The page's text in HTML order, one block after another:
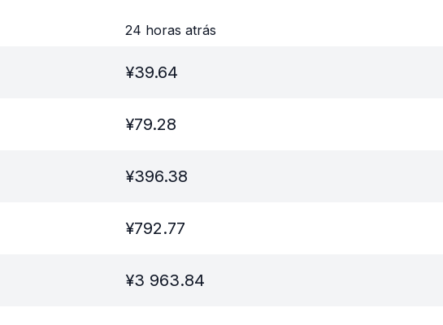
24 horas atrás
¥39.64
¥79.28
¥396.38
¥792.77
¥3 963.84